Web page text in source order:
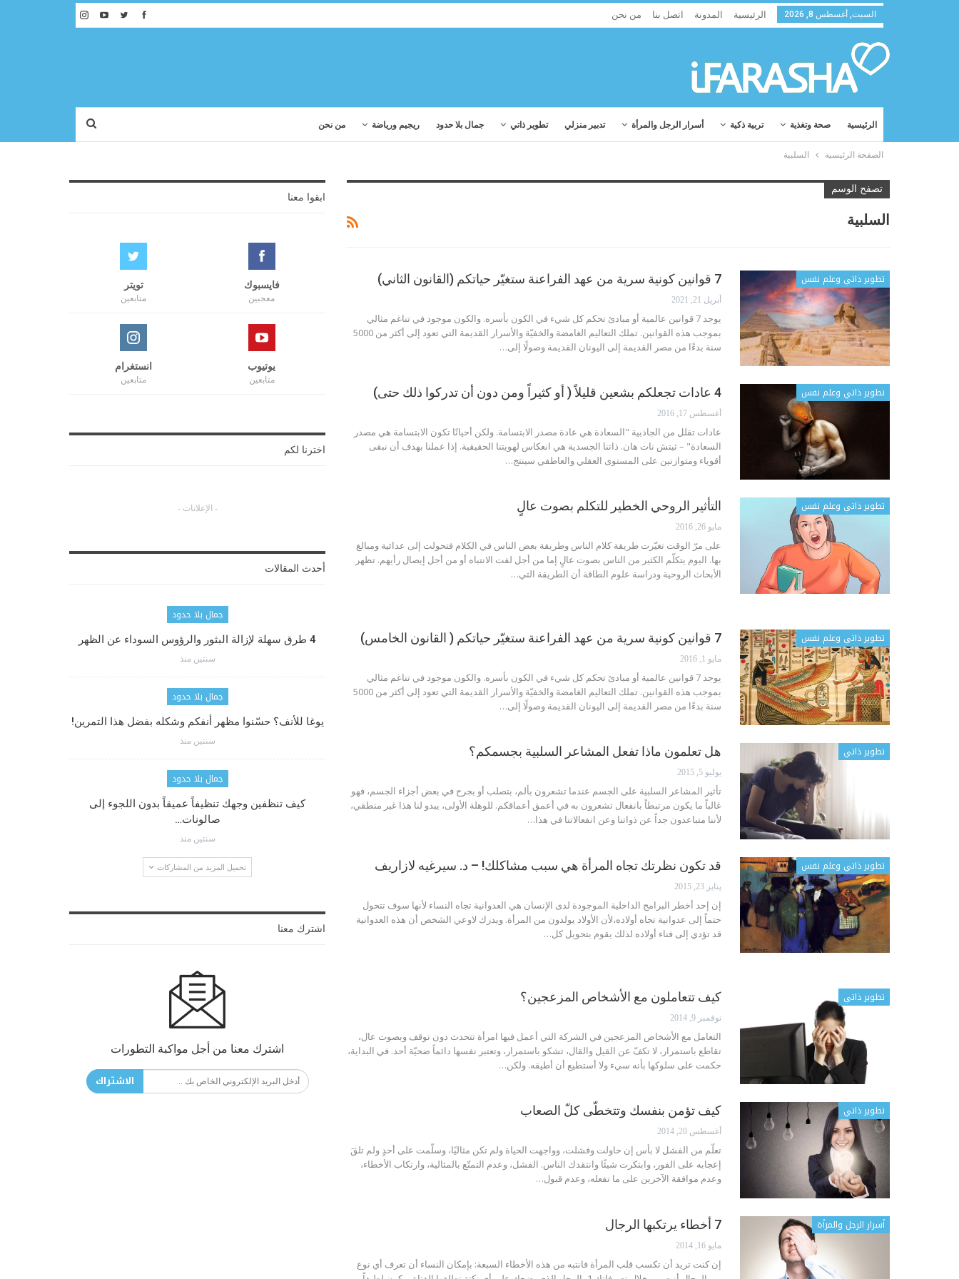
السبت, أغسطس 8, 2026 الرئيسية المدونة اتصل بنا من نحن
الرئيسية صحة وتغذية تربية ذكية أسرار الرجل والمرأة تدبير منزلي تطوير ذاتي جمال بلا حدود ريجيم ورياضة من نحن
الصفحة الرئيسية السلبية
تصفح الوسم
السلبية
تطوير ذاتي وعلم نفس 7 قوانين كونية سرية من عهد الفراعنة ستغيّر حياتكم (القانون الثاني)
أبريل 21, 2021
يوجد 7 قوانين عالمية أو مبادئ تحكم كل شيء في الكون بأسره. والكون موجود في تناغم مثالي
بموجب هذه القوانين. تملك التعاليم الغامضة والخفيّة والأسرار القديمة التي تعود إلى أكثر من 5000
سنة بدءًا من مصر القديمة إلى اليونان القديمة وصولًا إلى…
تطوير ذاتي وعلم نفس 4 عادات تجعلكم بشعين قليلاً ( أو كثيراً ومن دون أن تدركوا ذلك حتى)
أغسطس 17, 2016
عادات تقلل من الجاذبية "السعادة هي عادة مصدر الابتسامة. ولكن أحيانًا تكون الابتسامة هي مصدر
السعادة" – ثيتش نات هان. ذاتنا الجسدية هي انعكاس لهويتنا الحقيقية. إذا عملنا بهدف أن نبقى
أقوياء ومتوازنين على المستوى العقلي والعاطفي سينتج…
تطوير ذاتي وعلم نفس التأثير الروحي الخطير للتكلم بصوت عالٍ
مايو 26, 2016
على مرّ الوقت تغيّرت طريقة كلام الناس وطريقة بعض الناس في الكلام فتحولت إلى عدائية ومبالغ
بها. اليوم يتكلّم الكثير من الناس بصوت عالٍ إما من أجل لفت الانتباه أو من أجل إيصال رأيهم. تظهر
الأبحاث الروحية ودراسة علوم الطاقة أن الطريقة التي…
تطوير ذاتي وعلم نفس 7 قوانين كونية سرية من عهد الفراعنة ستغيّر حياتكم ( القانون الخامس)
مايو 1, 2016
يوجد 7 قوانين عالمية أو مبادئ تحكم كل شيء في الكون بأسره. والكون موجود في تناغم مثالي
بموجب هذه القوانين. تملك التعاليم الغامضة والخفيّة والأسرار القديمة التي تعود إلى أكثر من 5000
سنة بدءًا من مصر القديمة إلى اليونان القديمة وصولًا إلى…
تطوير ذاتي هل تعلمون ماذا تفعل المشاعر السلبية بجسمكم؟
يوليو 5, 2015
تأثير المشاعر السلبية على الجسم عندما تشعرون بألم، بتصلب أو بجرح في بعض أجزاء الجسم، فهو
غالباً ما يكون مرتبطاً بانفعال تشعرون به في أعمق أعماقكم. للوهلة الأولى، يبدو لنا هذا غير منطقي،
لأننا متباعدون جداً عن ذواتنا وعن انفعالاتنا في هذا…
تطوير ذاتي وعلم نفس قد تكون نظرتك تجاه المرأة هي سبب مشاكلك! – د. سيرغيه لازاريف
يناير 23, 2015
إن إحد أخطر البرامج الداخلية الموجودة لدى الإنسان هي العدوانية تجاه النساء لأنها سوف تتحول
حتماً إلى عدوانية تجاه أولاده،لأن الأولاد يولدون من المرأة. ويدرك لاوعي الشخص أن هذه العدوانية
قد تؤدي إلى فناء أولاده لذلك يقوم بتحويل كل…
تطوير ذاتي كيف تتعاملون مع الأشخاص المزعجين؟
نوفمبر 9, 2014
التعامل مع الأشخاص المزعجين في الشركة التي أعمل فيها امرأة تتحدث دون توقف وبصوت عال،
تقاطع باستمرار، لا تكفّ عن القيل والقال، تشكو باستمرار، وتعتبر نفسها دائماً ضحيّة أحد. في البداية،
حكمت على سلوكها بأنه سيء ولا أستطيع أن أطيقه. ولكن…
تطوير ذاتي كيف تؤمن بنفسك وتتخطّى كلّ الصعاب
أغسطس 20, 2014
تعلّم من الفشل لا بأس إن حاولت وفشلت، وواجهت الحياة ولم تكن مثاليًا، وسلّمت على أحدٍ ولم تلقَ
إعجابه على الفور، وابتكرت شيئًا وانتقدك الناس. الفشل، وعدم التمتّع بالمثالية، وارتكاب الأخطاء،
وعدم موافقة الآخرين على ما تفعله، وعدم قبول…
أسرار الرجل والمرأة 7 أخطاء يرتكبها الرجال
مايو 16, 2014
إن كنت تريد أن تكسب قلب المرأة فانتبه من هذه الأخطاء السبعة: بإمكان النساء أن تعرف أي نوع
ابقوا معنا
فايسبوك
معجبين
تويتر
متابعين
يوتيوب
متابعين
انستغرام
متابعين
اخترنا لكم
- الإعلانات -
أحدث المقالات
جمال بلا حدود
4 طرق سهلة لإزالة البثور والرؤوس السوداء عن الظهر
سنتين منذ
جمال بلا حدود
يوغا للأنف؟ حسّنوا مظهر أنفكم وشكله بفضل هذا التمرين!
سنتين منذ
جمال بلا حدود
كيف تنظفين وجهك تنظيفاً عميقاً بدون اللجوء إلى
صالونات…
سنتين منذ
تحميل المزيد من المشاركات
اشترك معنا
اشترك معنا من أجل مواكبة التطورات
الاشتراك